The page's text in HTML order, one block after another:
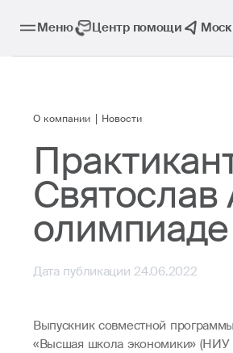
Меню Центр помощи
О компании Новости
Дата публикации 24.06.2022
Выпускник совместной
«Высшая школа экономики» (НИУ